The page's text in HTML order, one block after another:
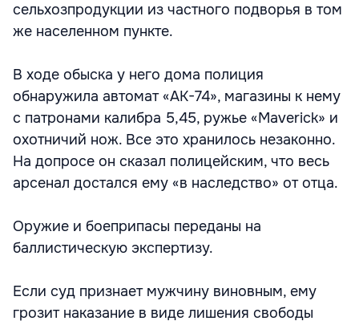
сельхозпродукции из частного подворья в том
же населенном пункте.
В ходе обыска у него дома полиция
обнаружила автомат «АК-74», магазины к нему
с патронами калибра 5,45, ружье «Maverick» и
охотничий нож. Все это хранилось незаконно.
На допросе он сказал полицейским, что весь
арсенал достался ему «в наследство» от отца.
Оружие и боеприпасы переданы на
баллистическую экспертизу.
Если суд признает мужчину виновным, ему
грозит наказание в виде лишения свободы